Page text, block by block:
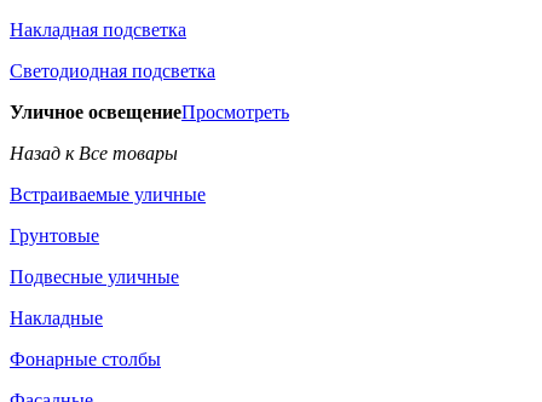
Накладная подсветка
Светодиодная подсветка
Уличное освещениеПросмотреть
Назад к Все товары
Встраиваемые уличные
Грунтовые
Подвесные уличные
Накладные
Фонарные столбы